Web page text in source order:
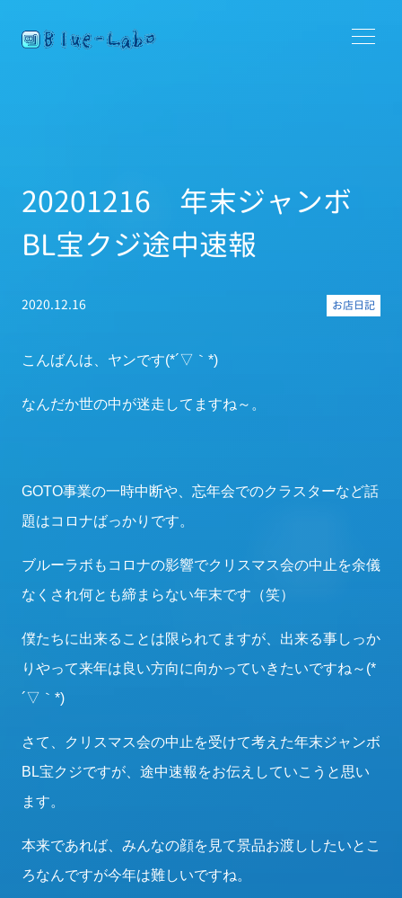
20201216 年末ジャンボ
BL宝クジ途中速報
2020.12.16 お店日記
こんばんは、ヤンです(*´▽｀*)
なんだか世の中が迷走してますね～。
GOTO事業の一時中断や、忘年会でのクラスターなど話
題はコロナばっかりです。
ブルーラボもコロナの影響でクリスマス会の中止を余儀
なくされ何とも締まらない年末です（笑）
僕たちに出来ることは限られてますが、出来る事しっか
りやって来年は良い方向に向かっていきたいですね～(*
´▽｀*)
さて、クリスマス会の中止を受けて考えた年末ジャンボ
BL宝クジですが、途中速報をお伝えしていこうと思い
ます。
本来であれば、みんなの顔を見て景品お渡ししたいとこ
ろなんですが今年は難しいですね。